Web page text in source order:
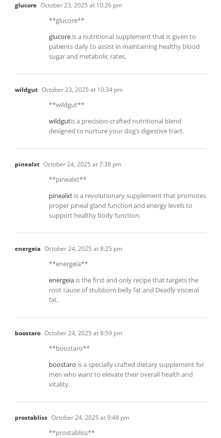
glucore October 23, 2025 at 10:26 pm
**glucore**
glucore is a nutritional supplement that is given to
patients daily to assist in maintaining healthy blood
sugar and metabolic rates.
wildgut October 23, 2025 at 10:34 pm
**wildgut**
wildgutis a precision-crafted nutritional blend
designed to nurture your dog’s digestive tract.
pinealxt October 24, 2025 at 7:38 pm
** pinealxt**
pinealxt is a revolutionary supplement that promotes
proper pineal gland function and energy levels to
support healthy body function.
energeia October 24, 2025 at 8:25 pm
**energeia**
energeia is the first and only recipe that targets the
root cause of stubborn belly fat and Deadly visceral
fat.
boostaro October 24, 2025 at 8:59 pm
**boostaro**
boostaro is a specially crafted dietary supplement for
men who want to elevate their overall health and
vitality.
prostabliss October 24, 2025 at 9:48 pm
** prostabliss**